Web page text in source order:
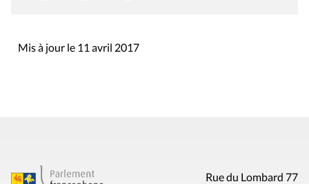
Mis à jour le 11 avril 2017
Rue du Lombard 77